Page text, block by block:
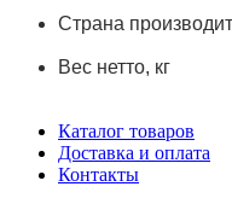
Страна
Вес нетто, кг
Каталог товаров
Доставка и оплата
Контакты